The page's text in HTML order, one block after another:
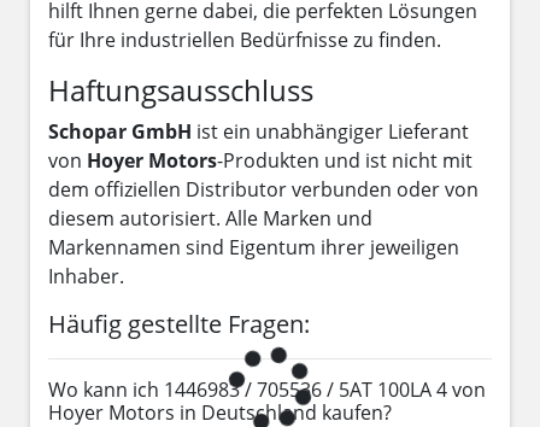
hilft Ihnen gerne dabei, die perfekten Lösungen
für Ihre industriellen Bedürfnisse zu finden.
Haftungsausschluss
Schopar GmbH ist ein unabhängiger Lieferant
von Hoyer Motors-Produkten und ist nicht mit
dem offiziellen Distributor verbunden oder von
diesem autorisiert. Alle Marken und
Markennamen sind Eigentum ihrer jeweiligen
Inhaber.
Häufig gestellte Fragen:
Wo kann ich 1446983 / 705536 / 5AT 100LA 4 von
Hoyer Motors in Deutschland kaufen?